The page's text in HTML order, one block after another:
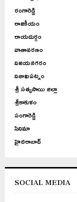
రంగారెడ్డి
రాజకీయం
రాయదుర్గం
వాతావరణం
విజయనగరం
విశాఖపట్నం
శ్రీ సత్యసాయి జిల్లా
శ్రీకాకుళం
సంగారెడ్డి
సినిమా
హైదరాబాద్
SOCIAL MEDIA